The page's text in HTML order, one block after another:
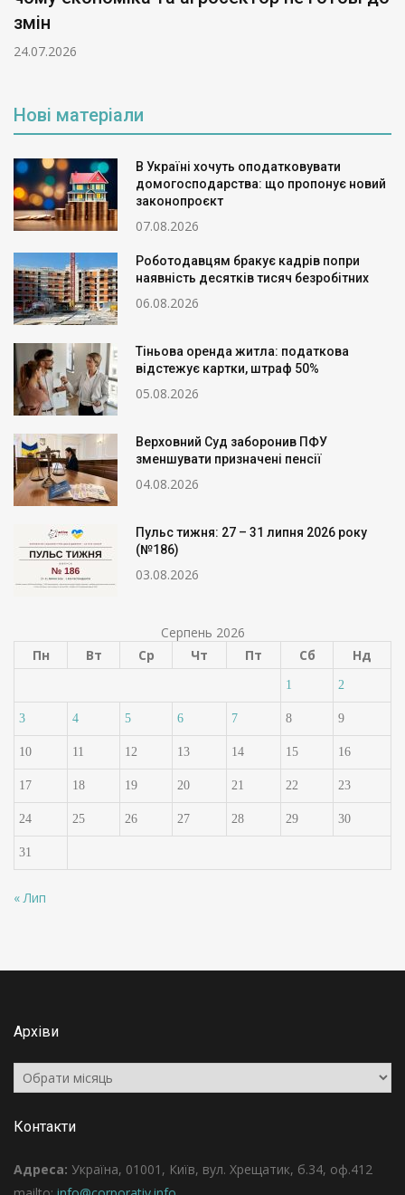
змін
24.07.2026
Нові матеріали
В Україні хочуть оподатковувати
домогосподарства: що пропонує новий
законопроєкт
07.08.2026
Роботодавцям бракує кадрів попри
наявність десятків тисяч безробітних
06.08.2026
Тіньова оренда житла: податкова
відстежує картки, штраф 50%
05.08.2026
Верховний Суд заборонив ПФУ
зменшувати призначені пенсії
04.08.2026
Пульс тижня: 27 – 31 липня 2026 року
(№186)
03.08.2026
Серпень 2026
Пн
Вт Ср Чт Пт Сб Нд
1 2
3 4 5 6 7 8 9
10 11 12 13 14 15 16
17 18 19 20 21 22 23
24 25 26 27 28 29 30
31
« Лип
Архіви
Архіви
Контакти
Адреса: Україна, 01001, Київ, вул. Хрещатик, б.34, оф.412